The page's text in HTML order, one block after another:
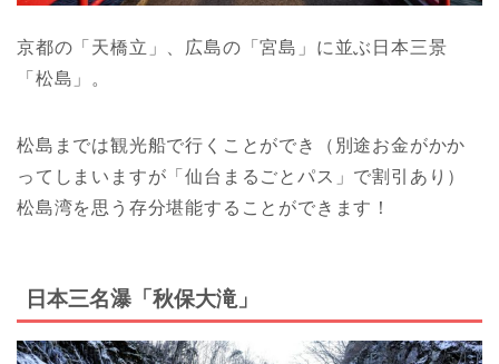
京都の「天橋立」、広島の「宮島」に並ぶ日本三景
「松島」。
松島までは観光船で行くことができ（別途お金がかか
ってしまいますが「仙台まるごとパス」で割引あり）
松島湾を思う存分堪能することができます！
日本三名瀑「秋保大滝」